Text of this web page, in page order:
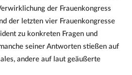
der Frauenkongress
der letzten vier Frauenkongresse
zu konkreten Fragen und
seiner Antworten stießen auf
andere auf laut geäußerte